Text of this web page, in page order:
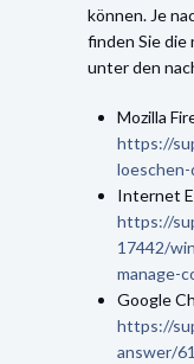
können. Je
finden Sie
unter den
Mozilla
https://
Internet
https://
17442/
manage-
Google
https://
answer/